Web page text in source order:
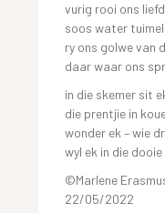
vurig rooi ons
soos water
ry ons golwe van
daar waar ons
in die skemer sit
die prentjie in
wonder ek – wie
wyl ek in die
©Marlene
22/05/2022